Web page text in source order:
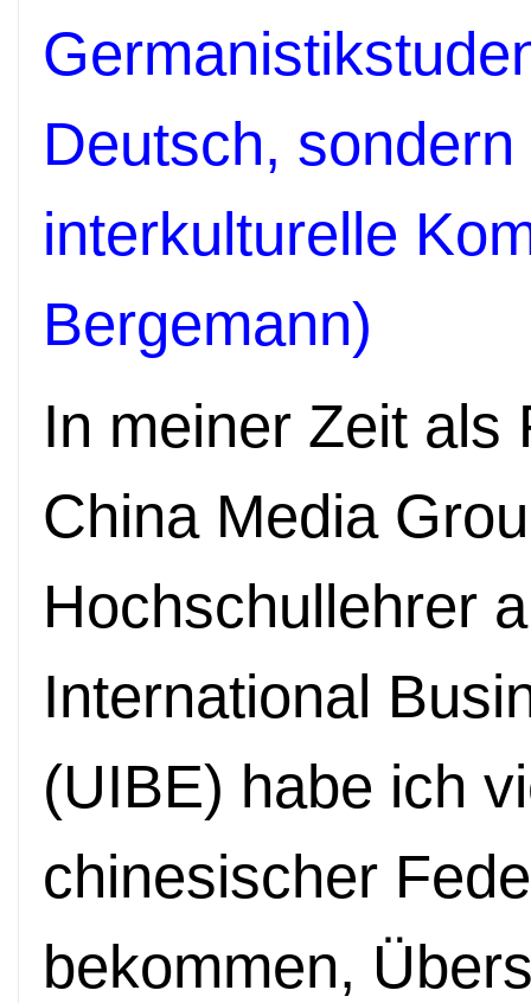
Deutsch,
interkulturelle
Bergemann)
In meiner Zeit als
China Media
Hochschullehrer
International
(UIBE) habe ich
chinesischer
bekommen,